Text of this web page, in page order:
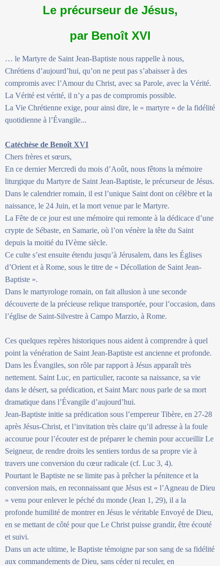
Le précurseur de Jésus,
par Benoît XVI
… le Martyre de Saint Jean-Baptiste nous rappelle à nous,
Chrétiens d’aujourd’hui, qu’on ne peut pas s’abaisser à des
compromis avec l’Amour du Christ, avec sa Parole, avec la Vérité.
La Vérité est vérité, il n’y a pas de compromis possible.
La Vie Chrétienne exige, pour ainsi dire, le « martyre » de la fidélité
quotidienne à l’Évangile...
Catéchèse de Benoît XVI
Chers frères et sœurs,
En ce dernier Mercredi du mois d’Août, nous fêtons la mémoire
liturgique du Martyre de Saint Jean-Baptiste, le précurseur de Jésus.
Dans le calendrier romain, il est l’unique Saint dont on célèbre et la
naissance, le 24 Juin, et la mort venue par le Martyre.
La Fête de ce jour est une mémoire qui remonte à la dédicace d’une
crypte de Sébaste, en Samarie, où l’on vénère la tête du Saint
depuis la moitié du IVème siècle.
Ce culte s’est ensuite étendu jusqu’à Jérusalem, dans les Églises
d’Orient et à Rome, sous le titre de « Décollation de Saint Jean-
Baptiste ».
Dans le martyrologe romain, on fait allusion à une seconde
découverte de la précieuse relique transportée, pour l’occasion, dans
l’église de Saint-Silvestre à Campo Marzio, à Rome.
Ces quelques repères historiques nous aident à comprendre à quel
point la vénération de Saint Jean-Baptiste est ancienne et profonde.
Dans les Évangiles, son rôle par rapport à Jésus apparaît très
nettement. Saint Luc, en particulier, raconte sa naissance, sa vie
dans le désert, sa prédication, et Saint Marc nous parle de sa mort
dramatique dans l’Évangile d’aujourd’hui.
Jean-Baptiste initie sa prédication sous l’empereur Tibère, en 27-28
après Jésus-Christ, et l’invitation très claire qu’il adresse à la foule
accourue pour l’écouter est de préparer le chemin pour accueillir Le
Seigneur, de rendre droits les sentiers tordus de sa propre vie à
travers une conversion du cœur radicale (cf. Luc 3, 4).
Pourtant le Baptiste ne se limite pas à prêcher la pénitence et la
conversion mais, en reconnaissant que Jésus est « l’Agneau de Dieu
» venu pour enlever le péché du monde (Jean 1, 29), il a la
profonde humilité de montrer en Jésus le véritable Envoyé de Dieu,
en se mettant de côté pour que Le Christ puisse grandir, être écouté
et suivi.
Dans un acte ultime, le Baptiste témoigne par son sang de sa fidélité
aux commandements de Dieu, sans céder ni reculer, en